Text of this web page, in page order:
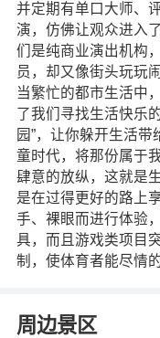
并定期有单口大师、
演，仿佛让观众进入
们是纯商业演出机构
员，却又像街头玩玩
当繁忙的都市生活中
了我们寻找生活快乐
园”，让你躲开生活
童时代，将那份属于
肆意的放纵，这就是
是在过得更好的路上
手、裸眼而进行体验
具，而且游戏类项目
制，使体育者能尽情
周边景区